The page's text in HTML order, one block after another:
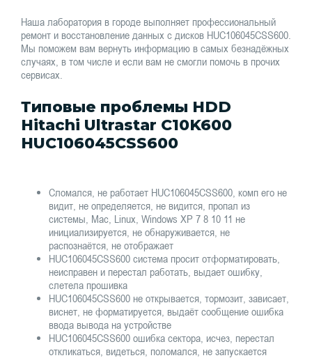
Наша лаборатория в городе выполняет профессиональный
ремонт и восстановление данных с дисков HUC106045CSS600.
Мы поможем вам вернуть информацию в самых безнадёжных
случаях, в том числе и если вам не смогли помочь в прочих
сервисах.
Типовые проблемы HDD
Hitachi Ultrastar C10K600
HUC106045CSS600
Сломался, не работает HUC106045CSS600, комп его не
видит, не определяется, не видится, пропал из
системы, Mac, Linux, Windows XP 7 8 10 11 не
инициализируется, не обнаруживается, не
распознаётся, не отображает
HUC106045CSS600 система просит отформатировать,
неисправен и перестал работать, выдает ошибку,
слетела прошивка
HUC106045CSS600 не открывается, тормозит, зависает,
виснет, не форматируется, выдаёт сообщение ошибка
ввода вывода на устройстве
HUC106045CSS600 ошибка сектора, исчез, перестал
откликаться, видеться, поломался, не запускается